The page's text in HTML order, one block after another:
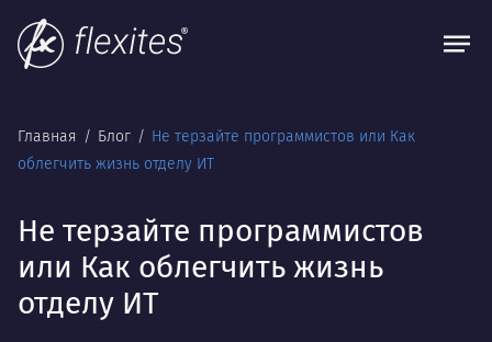
Главная Блог
Не терзайте программистов или Как
облегчить жизнь отделу ИТ
Не терзайте программистов
или Как облегчить жизнь
отделу ИТ